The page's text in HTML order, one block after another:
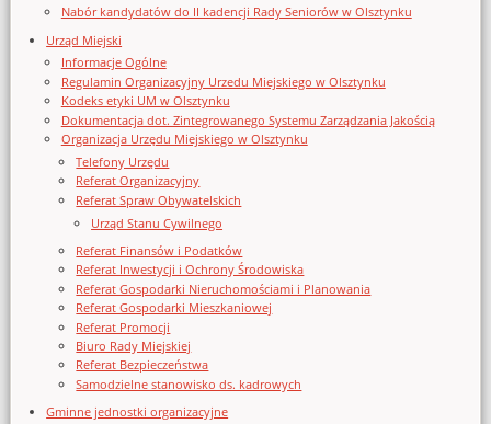
Nabór kandydatów do II kadencji Rady Seniorów w Olsztynku
Urząd Miejski
Informacje Ogólne
Regulamin Organizacyjny Urzedu Miejskiego w Olsztynku
Kodeks etyki UM w Olsztynku
Dokumentacja dot. Zintegrowanego Systemu Zarządzania Jakością
Organizacja Urzędu Miejskiego w Olsztynku
Telefony Urzędu
Referat Organizacyjny
Referat Spraw Obywatelskich
Urząd Stanu Cywilnego
Referat Finansów i Podatków
Referat Inwestycji i Ochrony Środowiska
Referat Gospodarki Nieruchomościami i Planowania
Referat Gospodarki Mieszkaniowej
Referat Promocji
Biuro Rady Miejskiej
Referat Bezpieczeństwa
Samodzielne stanowisko ds. kadrowych
Gminne jednostki organizacyjne